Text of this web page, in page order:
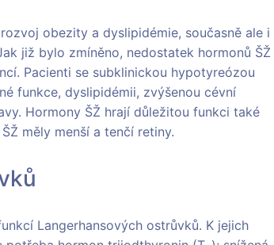
obezity a dyslipidémie, současně ale i
již bylo zmíněno, nedostatek hormonů ŠŽ
Pacienti se subklinickou hypotyreózou
funkce, dyslipidémii, zvýšenou cévní
Hormony ŠŽ hrají důležitou funkci také
měly menší a tenčí retiny.
Langerhansových ostrůvků. K jejich